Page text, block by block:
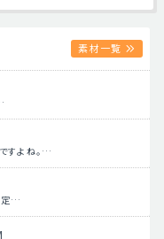
素材一覧
すよね。…
定…